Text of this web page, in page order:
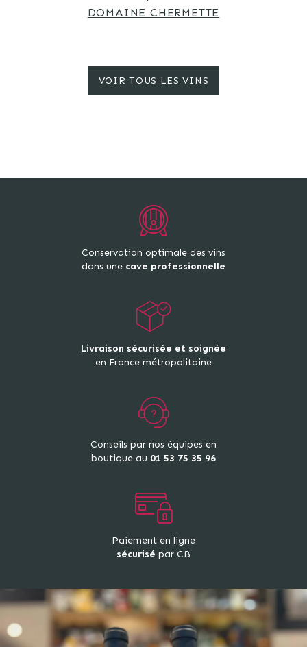
DOMAINE CHERMETTE
VOIR TOUS LES VINS
Conservation optimale des vins
dans une cave professionnelle
Livraison sécurisée et soignée
en France métropolitaine
Conseils par nos équipes en
boutique au 01 53 75 35 96
Paiement en ligne
sécurisé par CB